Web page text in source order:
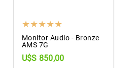
Monitor Audio - Bronze
AMS 7G
U$S 850,00